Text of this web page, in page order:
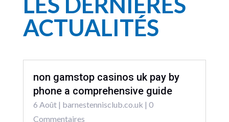
ACTUALITÉS
non gamstop casinos uk pay by
phone a comprehensive guide
6 Août| barnestennisclub.co.uk | 0
Commentaires